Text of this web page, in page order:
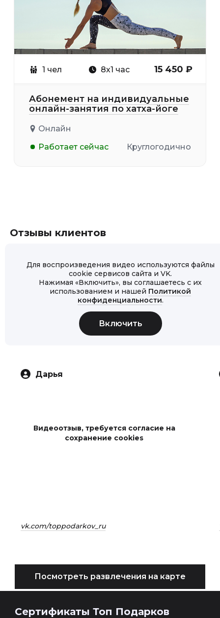
1 чел 8х1 час 15 450 ₽
Абонемент на индивидуальные
онлайн-занятия по хатха-йоге
Онлайн
Работает сейчас
Круглогодично
Отзывы клиентов
Для воспроизведения видео используются файлы
cookie сервисов сайта и VK.
Нажимая «Включить», вы соглашаетесь с их
использованием и нашей Политикой
конфиденциальности.
Дарья
Видеоотзыв, требуется согласие на
сохранение cookies
vk.com/toppodarkov_ru
Посмотреть развлечения на карте
Сертификаты Топ Подарков